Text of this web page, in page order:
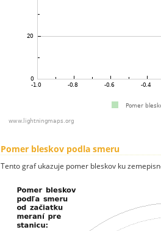
Pomer bleskov podla smeru
Tento graf ukazuje pomer bleskov ku